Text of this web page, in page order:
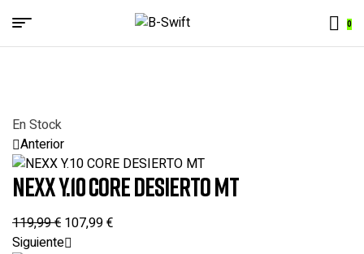
B-
0
Menu
En Stock
Anterior
NEXX Y.10 CORE DESIERTO MT
119,99€ 107,99€
Siguiente